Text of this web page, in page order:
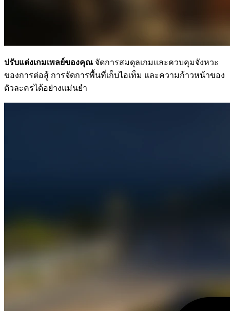
ปรับแต่งเกมเพลย์ของคุณ จัดการสมดุลเกมและควบคุมจังหวะ
ของการต่อสู้ การจัดการพื้นที่เก็บไอเท็ม และความก้าวหน้าของ
ตัวละครได้อย่างแม่นยำ